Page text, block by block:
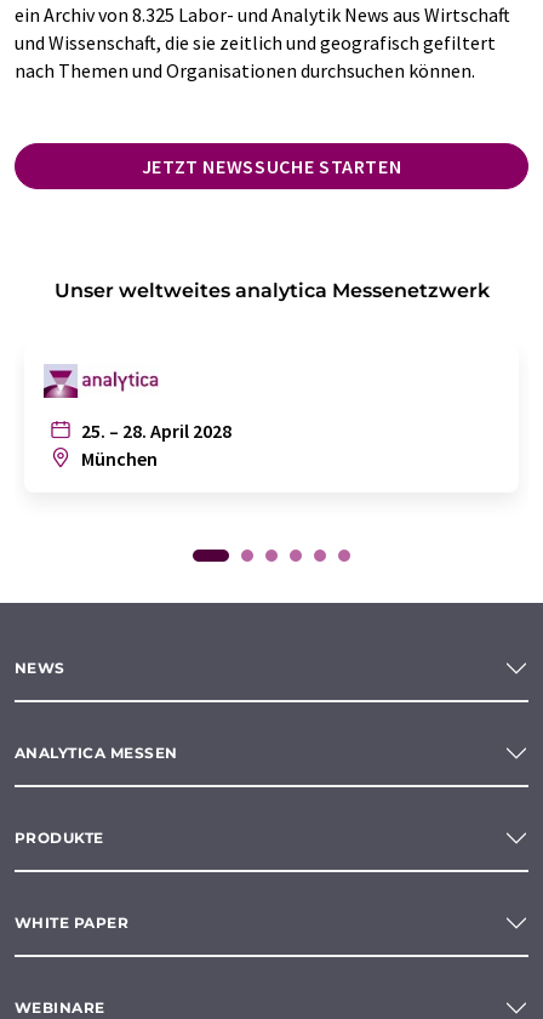
ein Archiv von 8.325 Labor- und Analytik News aus Wirtschaft
und Wissenschaft, die sie zeitlich und geografisch gefiltert
nach Themen und Organisationen durchsuchen können.
JETZT NEWSSUCHE STARTEN
Unser weltweites analytica Messenetzwerk
25. – 28. April 2028
München
NEWS
ANALYTICA MESSEN
PRODUKTE
WHITE PAPER
WEBINARE